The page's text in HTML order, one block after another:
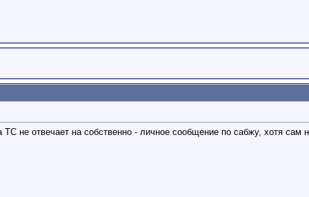
не отвечает на собственно - личное сообщение по сабжу, хотя сам